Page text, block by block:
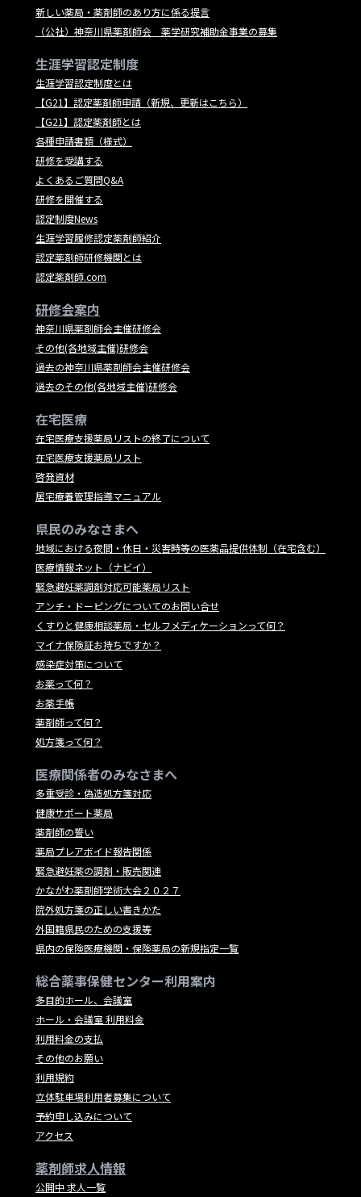
新しい薬局・薬剤師のあり方に係る提言
（公社）神奈川県薬剤師会 薬学研究補助金事業の募集
生涯学習認定制度
生涯学習認定制度とは
【G21】認定薬剤師申請（新規、更新はこちら）
【G21】認定薬剤師とは
各種申請書類（様式）
研修を受講する
よくあるご質問Q&A
研修を開催する
認定制度News
生涯学習履修認定薬剤師紹介
認定薬剤師研修機関とは
認定薬剤師.com
研修会案内
神奈川県薬剤師会主催研修会
その他(各地域主催)研修会
過去の神奈川県薬剤師会主催研修会
過去のその他(各地域主催)研修会
在宅医療
在宅医療支援薬局リストの終了について
在宅医療支援薬局リスト
啓発資材
居宅療養管理指導マニュアル
県民のみなさまへ
地域における夜間・休日・災害時等の医薬品提供体制（在宅含む）
医療情報ネット（ナビイ）
緊急避妊薬調剤対応可能薬局リスト
アンチ・ドーピングについてのお問い合せ
くすりと健康相談薬局・セルフメディケーションって何？
マイナ保険証お持ちですか？
感染症対策について
お薬って何？
お薬手帳
薬剤師って何？
処方箋って何？
医療関係者のみなさまへ
多重受診・偽造処方箋対応
健康サポート薬局
薬剤師の誓い
薬局プレアボイド報告関係
緊急避妊薬の調剤・販売関連
かながわ薬剤師学術大会２０２７
院外処方箋の正しい書きかた
外国籍県民のための支援等
県内の保険医療機関・保険薬局の新規指定一覧
総合薬事保健センター利用案内
多目的ホール、会議室
ホール・会議室 利用料金
利用料金の支払
その他のお願い
利用規約
立体駐車場利用者募集について
予約申し込みについて
アクセス
薬剤師求人情報
公開中 求人一覧